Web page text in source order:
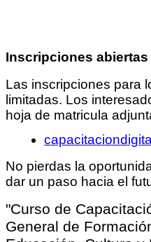
Inscripciones abiertas
Las inscripciones para
limitadas. Los
hoja de matricula
No pierdas la
dar un paso hacia el
"Curso de
General de